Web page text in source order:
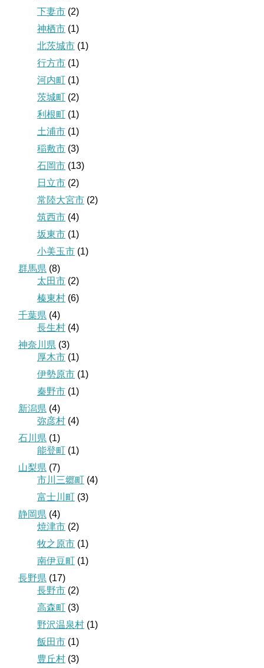
下妻市 (2)
神栖市 (1)
北茨城市 (1)
行方市 (1)
河内町 (1)
茨城町 (2)
利根町 (1)
土浦市 (1)
稲敷市 (3)
石岡市 (13)
日立市 (2)
常陸大宮市 (2)
筑西市 (4)
坂東市 (1)
小美玉市 (1)
群馬県 (8)
太田市 (2)
榛東村 (6)
千葉県 (4)
長生村 (4)
神奈川県 (3)
厚木市 (1)
伊勢原市 (1)
秦野市 (1)
新潟県 (4)
弥彦村 (4)
石川県 (1)
能登町 (1)
山梨県 (7)
市川三郷町 (4)
富士川町 (3)
静岡県 (4)
焼津市 (2)
牧之原市 (1)
南伊豆町 (1)
長野県 (17)
長野市 (2)
高森町 (3)
野沢温泉村 (1)
飯田市 (1)
豊丘村 (3)